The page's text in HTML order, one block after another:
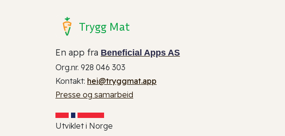
Trygg Mat
En app fra Beneficial Apps AS
Org.nr. 928 046 303
Kontakt: hei@tryggmat.app
Presse og samarbeid
Utviklet i Norge